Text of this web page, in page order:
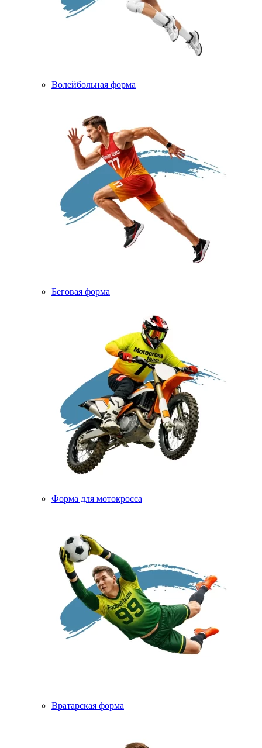
Волейбольная форма
Беговая форма
Форма для мотокросса
Вратарская форма